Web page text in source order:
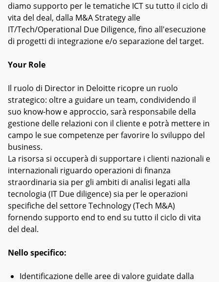
diamo supporto per le tematiche ICT su tutto il ciclo di
vita del deal, dalla M&A Strategy alle
IT/Tech/Operational Due Diligence, fino all'esecuzione
di progetti di integrazione e/o separazione del target.
Your Role
Il ruolo di Director in Deloitte ricopre un ruolo
strategico: oltre a guidare un team, condividendo il
suo know-how e approccio, sarà responsabile della
gestione delle relazioni con il cliente e potrà mettere in
campo le sue competenze per favorire lo sviluppo del
business.
La risorsa si occuperà di supportare i clienti nazionali e
internazionali riguardo operazioni di finanza
straordinaria sia per gli ambiti di analisi legati alla
tecnologia (IT Due diligence) sia per le operazioni
specifiche del settore Technology (Tech M&A)
fornendo supporto end to end su tutto il ciclo di vita
del deal.
Nello specifico:
Identificazione delle aree di valore guidate dalla